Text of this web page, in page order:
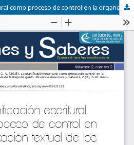
La planificación escritural como proceso de control en la organización textual de los informes de trabajo de grado